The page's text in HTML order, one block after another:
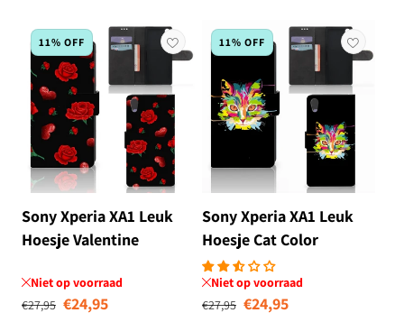
11% OFF
Sony Xperia XA1 Leuk
Hoesje Valentine
Niet op voorraad
Normale prijs
€27,95 Aanbiedingsprijs
€24,95
11% OFF
Sony Xperia XA1 Leuk
Hoesje Cat Color
Niet op voorraad
Normale prijs
€27,95 €24,95